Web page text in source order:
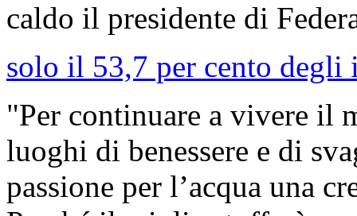
caldo il presidente di
solo il 53,7 per cento degli
"Per continuare a vivere il
luoghi di benessere e di
passione per l’acqua una